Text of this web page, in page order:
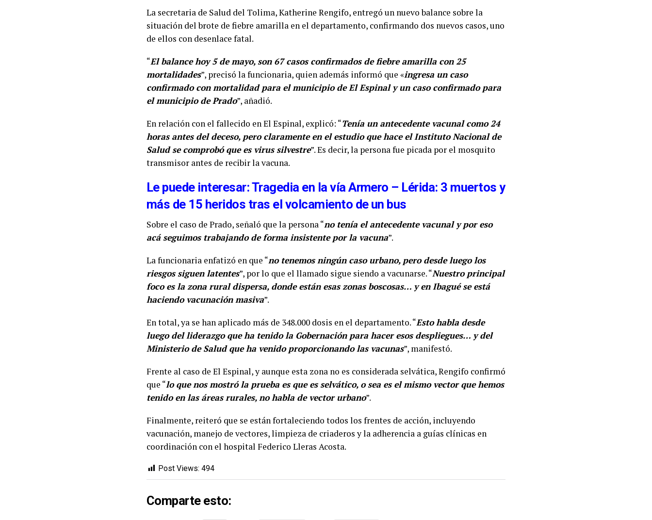
La secretaria de Salud del Tolima, Katherine Rengifo, entregó un nuevo balance sobre la
situación del brote de fiebre amarilla en el departamento, confirmando dos nuevos casos, uno
de ellos con desenlace fatal.
“El balance hoy 5 de mayo, son 67 casos confirmados de fiebre amarilla con 25
mortalidades”, precisó la funcionaria, quien además informó que «ingresa un caso
confirmado con mortalidad para el municipio de El Espinal y un caso confirmado para
el municipio de Prado”, añadió.
En relación con el fallecido en El Espinal, explicó: “Tenía un antecedente vacunal como 24
horas antes del deceso, pero claramente en el estudio que hace el Instituto Nacional de
Salud se comprobó que es virus silvestre”. Es decir, la persona fue picada por el mosquito
transmisor antes de recibir la vacuna.
Le puede interesar: Tragedia en la vía Armero – Lérida: 3 muertos y
más de 15 heridos tras el volcamiento de un bus
Sobre el caso de Prado, señaló que la persona “no tenía el antecedente vacunal y por eso
acá seguimos trabajando de forma insistente por la vacuna”.
La funcionaria enfatizó en que “no tenemos ningún caso urbano, pero desde luego los
riesgos siguen latentes”, por lo que el llamado sigue siendo a vacunarse. “Nuestro principal
foco es la zona rural dispersa, donde están esas zonas boscosas… y en Ibagué se está
haciendo vacunación masiva”.
En total, ya se han aplicado más de 348.000 dosis en el departamento. “Esto habla desde
luego del liderazgo que ha tenido la Gobernación para hacer esos despliegues… y del
Ministerio de Salud que ha venido proporcionando las vacunas”, manifestó.
Frente al caso de El Espinal, y aunque esta zona no es considerada selvática, Rengifo confirmó
que “lo que nos mostró la prueba es que es selvático, o sea es el mismo vector que hemos
tenido en las áreas rurales, no habla de vector urbano”.
Finalmente, reiteró que se están fortaleciendo todos los frentes de acción, incluyendo
vacunación, manejo de vectores, limpieza de criaderos y la adherencia a guías clínicas en
coordinación con el hospital Federico Lleras Acosta.
Post Views: 494
Comparte esto: